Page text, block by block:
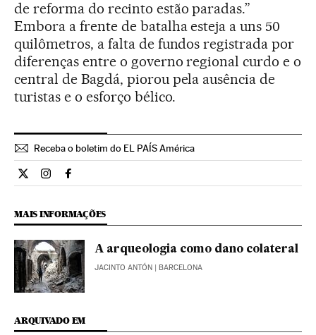
de reforma do recinto estão paradas.”
Embora a frente de batalha esteja a uns 50
quilômetros, a falta de fundos registrada por
diferenças entre o governo regional curdo e o
central de Bagdá, piorou pela ausência de
turistas e o esforço bélico.
Receba o boletim do EL PAÍS América
Cultura El País Brasil en Twitter
Cultura El País Brasil en Instagram
Cultura El País Brasil en Facebook
MAIS INFORMAÇÕES
A arqueologia como dano colateral
JACINTO ANTÓN | BARCELONA
ARQUIVADO EM